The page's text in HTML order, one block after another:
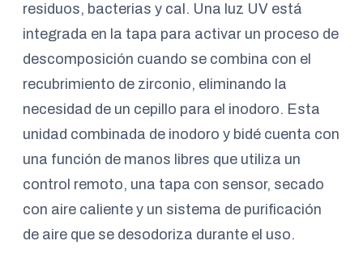
residuos, bacterias y cal. Una luz UV está
integrada en la tapa para activar un proceso de
descomposición cuando se combina con el
recubrimiento de zirconio, eliminando la
necesidad de un cepillo para el inodoro. Esta
unidad combinada de inodoro y bidé cuenta con
una función de manos libres que utiliza un
control remoto, una tapa con sensor, secado
con aire caliente y un sistema de purificación
de aire que se desodoriza durante el uso.